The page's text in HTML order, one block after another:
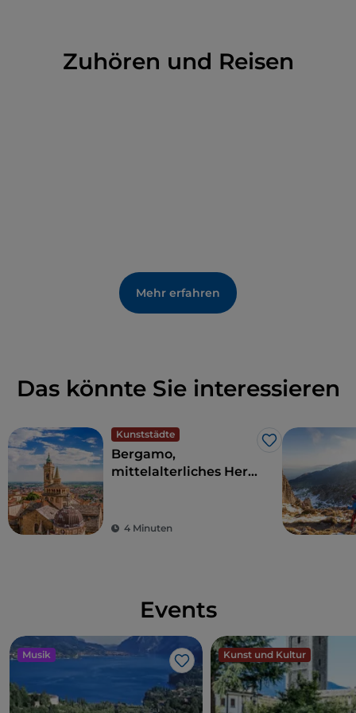
Zuhören und Reisen
Mehr erfahren
Das könnte Sie interessieren
Kunststädte
Like
Bergamo,
mittelalterliches Herz
4 Minuten
Events
Musik
Like
Kunst und Kultur